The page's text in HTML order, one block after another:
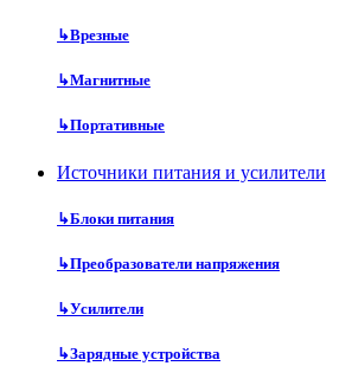
↳Врезные
↳Магнитные
↳Портативные
Источники питания и усилители
↳Блоки питания
↳Преобразователи напряжения
↳Усилители
↳Зарядные устройства